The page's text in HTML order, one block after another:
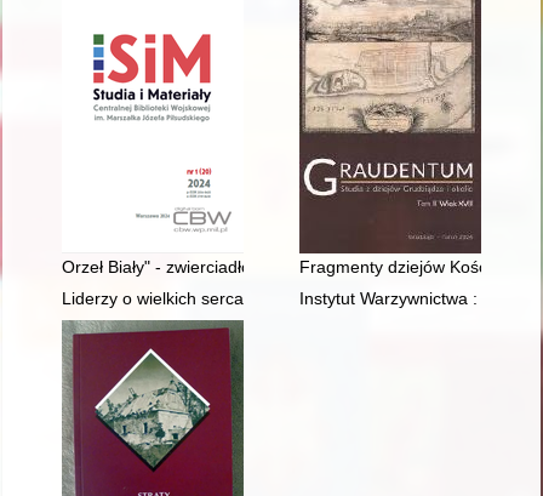
Orzeł Biały" - zwierciadło Polaków i polskiego żołnierza =
Fragmenty dziejów Kościoła
Liderzy o wielkich sercach i umysłach : sylwetki zasłużonych
Instytut Warzywnictwa :